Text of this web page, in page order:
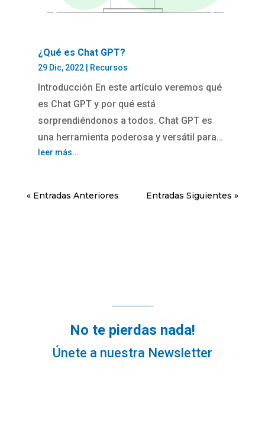
¿Qué es Chat GPT?
29 Dic, 2022| Recursos
Introducción En este artículo veremos qué
es Chat GPT y por qué está
sorprendiéndonos a todos. Chat GPT es
una herramienta poderosa y versátil para…
leer más…
« Entradas Anteriores Entradas Siguientes »
No te pierdas nada!
Únete a nuestra Newsletter